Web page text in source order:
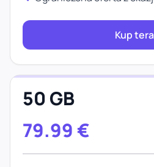
Kup
50 GB
79.99 €